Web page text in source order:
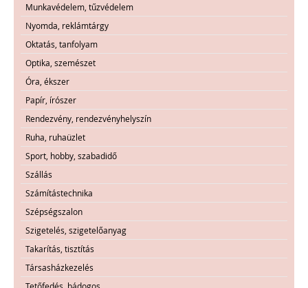
Munkavédelem, tűzvédelem
Nyomda, reklámtárgy
Oktatás, tanfolyam
Optika, szemészet
Óra, ékszer
Papír, írószer
Rendezvény, rendezvényhelyszín
Ruha, ruhaüzlet
Sport, hobby, szabadidő
Szállás
Számítástechnika
Szépségszalon
Szigetelés, szigetelőanyag
Takarítás, tisztítás
Társasházkezelés
Tetőfedés, bádogos